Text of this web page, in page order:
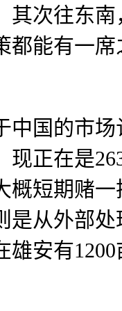
次往东南
能有一
国的市场
正在是
短期赌
从外部
安有